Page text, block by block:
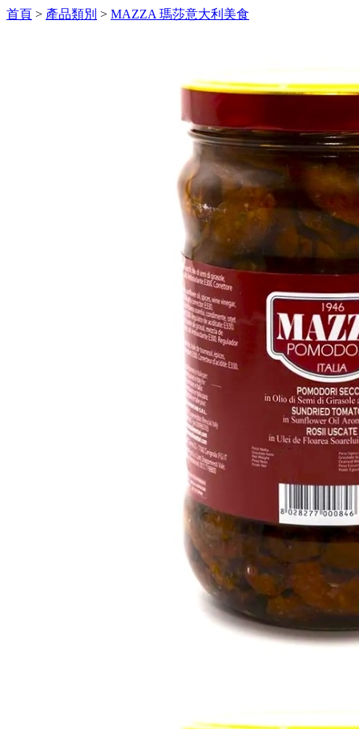
首頁 > 產品類別 > MAZZA 瑪莎意大利美食